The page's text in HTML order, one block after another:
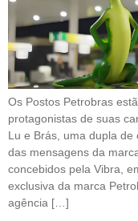
Os Postos Petrobras
protagonistas de suas
Lu e Brás, uma dupla
das mensagens da
concebidos pela Vibra,
exclusiva da marca
agência […]